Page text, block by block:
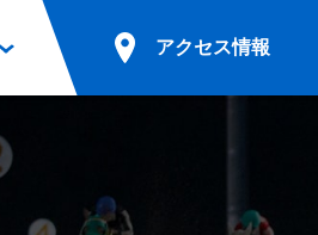
アクセス情報
無料送迎バスでのご来場